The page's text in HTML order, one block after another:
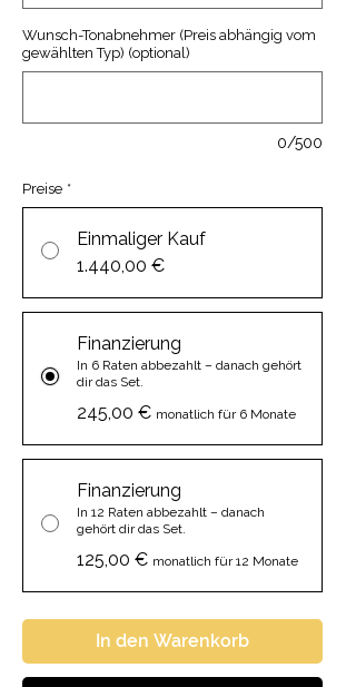
Wunsch-Tonabnehmer (Preis abhängig vom
gewählten Typ) (optional)
0/500
Preise *
Einmaliger Kauf
1.440,00 €
Finanzierung
In 6 Raten abbezahlt – danach gehört
dir das Set.
245,00 € monatlich für 6 Monate
Finanzierung
In 12 Raten abbezahlt – danach
gehört dir das Set.
125,00 € monatlich für 12 Monate
In den Warenkorb